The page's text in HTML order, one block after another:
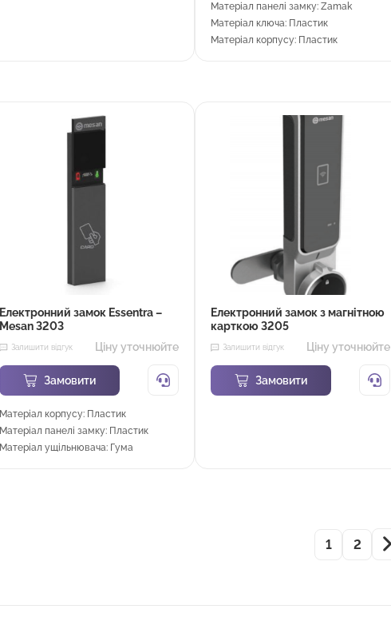
Матеріал панелі замку: Zamak
Матеріал ключа: Пластик
Матеріал корпусу: Пластик
Електронний замок Essentra –
Mesan 3203
Залишити відгук Ціну уточнюйте
Замовити
Матеріал корпусу: Пластик
Матеріал панелі замку: Пластик
Матеріал ущільнювача: Гума
Електронний замок з магнітною
карткою 3205
Залишити відгук Ціну уточнюйте
Замовити
1 2